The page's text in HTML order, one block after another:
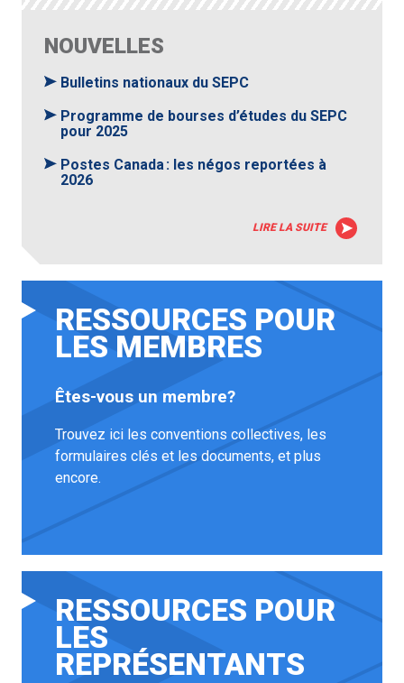
NOUVELLES
Bulletins nationaux du SEPC
Programme de bourses d’études du SEPC
pour 2025
Postes Canada : les négos reportées à
2026
LIRE LA SUITE
RESSOURCES POUR
LES MEMBRES
Êtes-vous un membre?
Trouvez ici les conventions collectives, les
formulaires clés et les documents, et plus
encore.
RESSOURCES POUR
LES
REPRÉSENTANTS